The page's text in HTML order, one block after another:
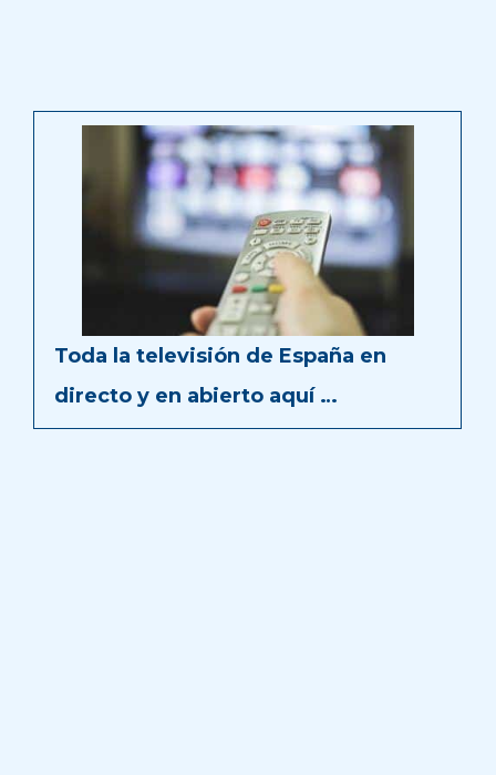
Toda la televisión de España en
directo y en abierto aquí …